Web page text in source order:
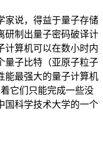
家说，得益于量子存储
研制出量子密码破译计
计算机可以在数小时内
量子比特（亚原子粒子
能最强大的量子计算机
它们只能完成一些没
国科学技术大学的一个